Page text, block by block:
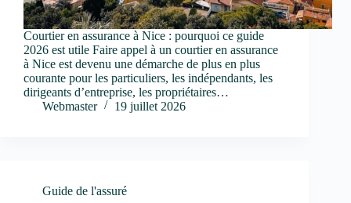
Courtier en assurance à Nice : pourquoi ce guide
2026 est utile Faire appel à un courtier en assurance
à Nice est devenu une démarche de plus en plus
courante pour les particuliers, les indépendants, les
dirigeants d’entreprise, les propriétaires…
Webmaster
19 juillet 2026
Guide de l'assuré